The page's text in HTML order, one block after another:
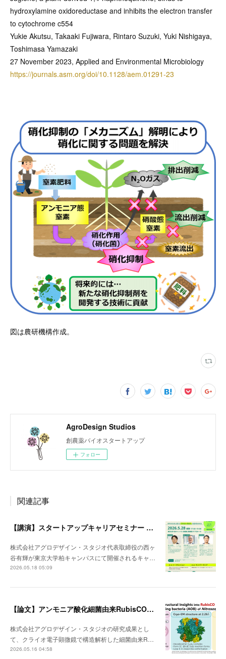
hydroxylamine oxidoreductase and inhibits the electron transfer
to cytochrome c554
Yukie Akutsu, Takaaki Fujiwara, Rintaro Suzuki, Yuki Nishigaya,
Toshimasa Yamazaki
27 November 2023, Applied and Environmental Microbiology
https://journals.asm.org/doi/10.1128/aem.01291-23
図は農研機構作成。
AgroDesign Studios
創農薬バイオスタートアップ
フォロー
関連記事
【講演】スタートアップキャリアセミナー 5/28@東大柏キャンパス
株式会社アグロデザイン・スタジオ代表取締役の西ヶ
谷有輝が東京大学柏キャンパスにて開催されるキャ…
2026.05.18 05:09
【論文】アンモニア酸化細菌由来RubisCOのクライオ電顕構造
株式会社アグロデザイン・スタジオの研究成果とし
て、クライオ電子顕微鏡で構造解析した細菌由来R…
2026.05.16 04:58